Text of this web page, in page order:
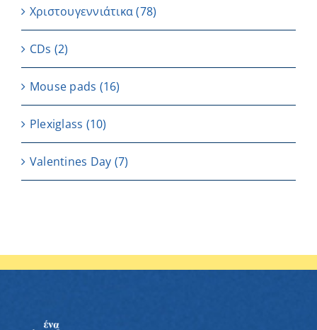
Χριστουγεννιάτικα(78)
CDs (2)
Μouse pads (16)
Plexiglass (10)
Valentines Day (7)